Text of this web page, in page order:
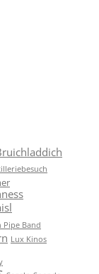
Pipe Band
Lux Kinos